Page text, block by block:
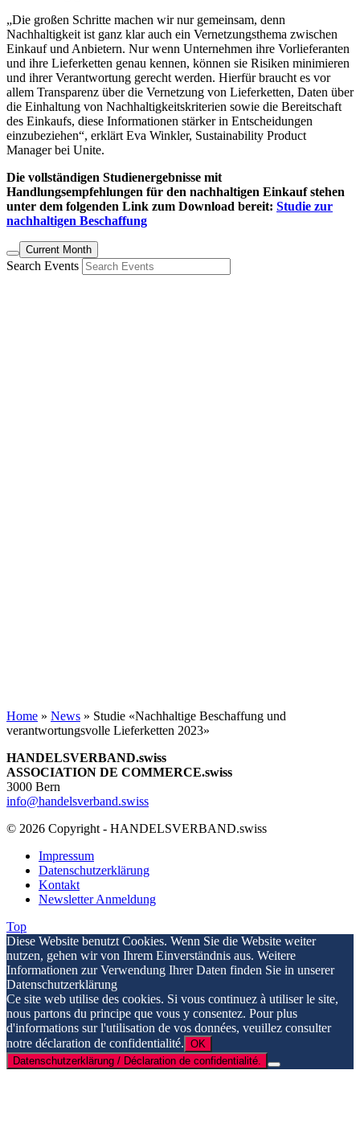
„Die großen Schritte machen wir nur gemeinsam, denn
Nachhaltigkeit ist ganz klar auch ein Vernetzungsthema zwischen
Einkauf und Anbietern. Nur wenn Unternehmen ihre Vorlieferanten
und ihre Lieferketten genau kennen, können sie Risiken minimieren
und ihrer Verantwortung gerecht werden. Hierfür braucht es vor
allem Transparenz über die Vernetzung von Lieferketten, Daten über
die Einhaltung von Nachhaltigkeitskriterien sowie die Bereitschaft
des Einkaufs, diese Informationen stärker in Entscheidungen
einzubeziehen“, erklärt Eva Winkler, Sustainability Product
Manager bei Unite.
Die vollständigen Studienergebnisse mit
Handlungsempfehlungen für den nachhaltigen Einkauf stehen
unter dem folgenden Link zum Download bereit: Studie zur
nachhaltigen Beschaffung
Current Month
Search Events
Home » News » Studie «Nachhaltige Beschaffung und
verantwortungsvolle Lieferketten 2023»
HANDELSVERBAND.swiss
ASSOCIATION DE COMMERCE.swiss
3000 Bern
info@handelsverband.swiss
© 2026 Copyright - HANDELSVERBAND.swiss
Impressum
Datenschutzerklärung
Kontakt
Newsletter Anmeldung
Top
Diese Website benutzt Cookies. Wenn Sie die Website weiter
nutzen, gehen wir von Ihrem Einverständnis aus. Weitere
Informationen zur Verwendung Ihrer Daten finden Sie in unserer
Datenschutzerklärung
Ce site web utilise des cookies. Si vous continuez à utiliser le site,
nous partons du principe que vous y consentez. Pour plus
d'informations sur l'utilisation de vos données, veuillez consulter
notre déclaration de confidentialité. OK
Datenschutzerklärung / Déclaration de confidentialité.